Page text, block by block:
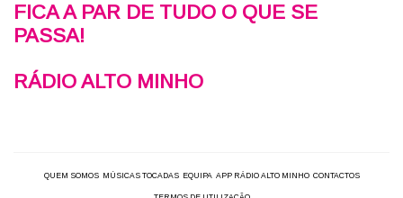
FICA A PAR DE TUDO O QUE SE
PASSA!
RÁDIO ALTO MINHO
QUEM SOMOS MÚSICAS TOCADAS EQUIPA APP RÁDIO ALTO MINHO CONTACTOS